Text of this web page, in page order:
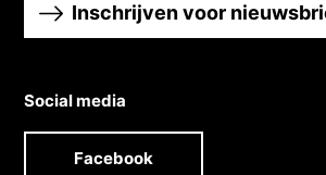
Inschrijven voor
Social media
Facebook